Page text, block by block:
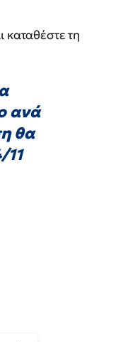
καταθέστε τη
ανά
θα
11